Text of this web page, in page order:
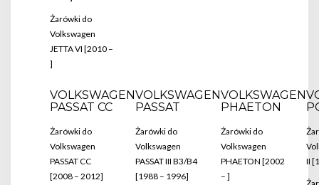
Żarówki do
Volkswagen
JETTA VI [2010 –
]
VOLKSWAGEN
PASSAT CC
Żarówki do
Volkswagen
PASSAT CC
[2008 – 2012]
VOLKSWAGEN
PASSAT
Żarówki do
Volkswagen
PASSAT III B3/B4
[1988 – 1996]
VOLKSWAGEN
PHAETON
Żarówki do
Volkswagen
PHAETON [2002
– ]
II